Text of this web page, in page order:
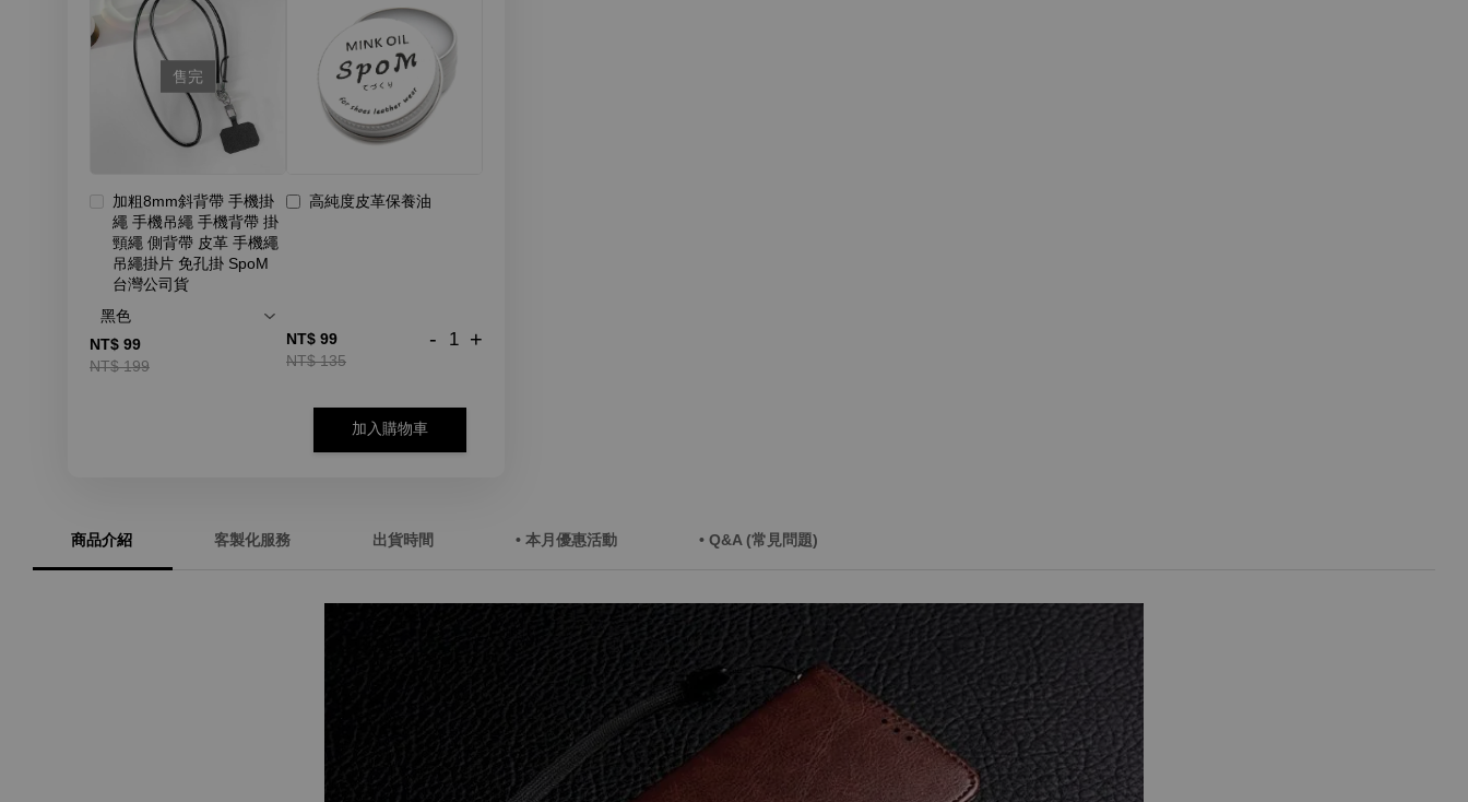
售完
加粗8mm斜背帶 手機掛
繩 手機吊繩 手機背帶 掛
頸繩 側背帶 皮革 手機繩
吊繩掛片 免孔掛 SpoM
台灣公司貨
NT$ 99
NT$ 199
高純度皮革保養油
NT$ 99
NT$ 135
- +
加入購物車
商品介紹 客製化服務 出貨時間 • 本月優惠活動 • Q&A (常見問題)